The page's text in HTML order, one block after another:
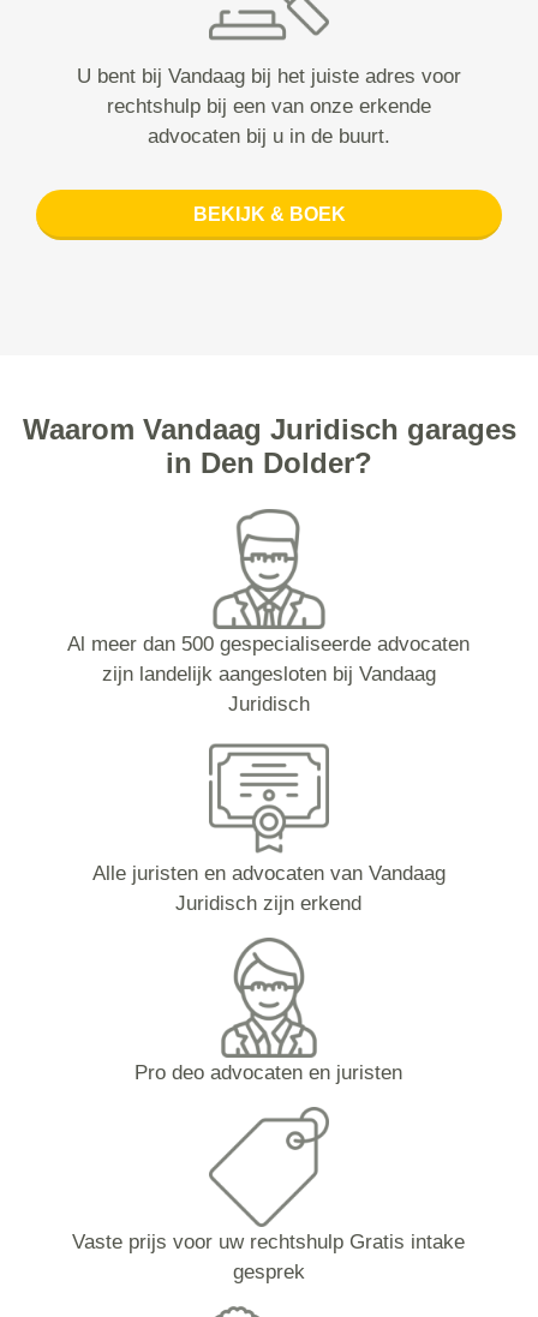
U bent bij Vandaag bij het juiste adres voor
rechtshulp bij een van onze erkende
advocaten bij u in de buurt.
BEKIJK & BOEK
Waarom Vandaag Juridisch garages
in Den Dolder?
Al meer dan 500 gespecialiseerde advocaten
zijn landelijk aangesloten bij Vandaag
Juridisch
Alle juristen en advocaten van Vandaag
Juridisch zijn erkend
Pro deo advocaten en juristen
Vaste prijs voor uw rechtshulp Gratis intake
gesprek